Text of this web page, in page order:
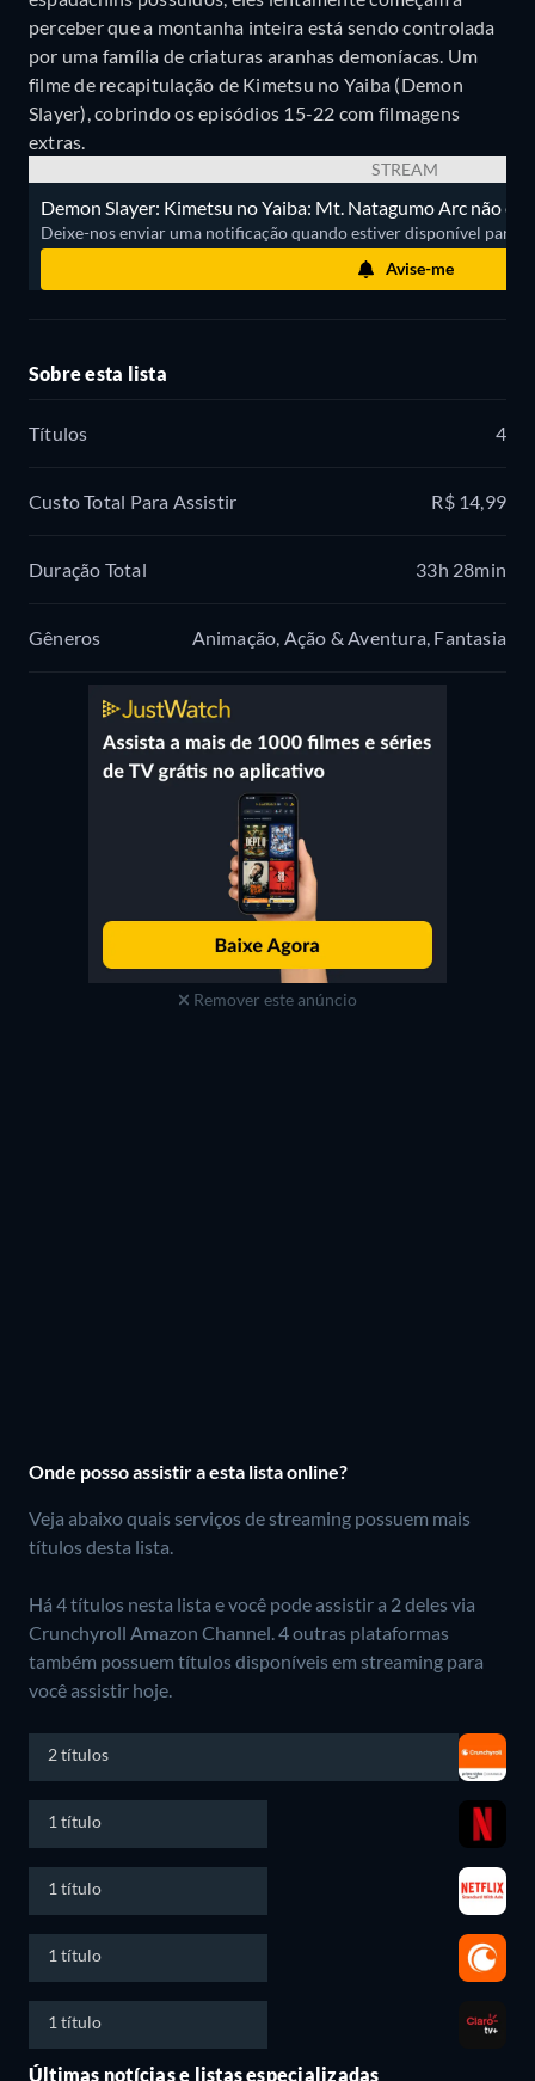
perceber que a montanha inteira está sendo controlada
por uma família de criaturas aranhas demoníacas. Um
filme de recapitulação de Kimetsu no Yaiba (Demon
Slayer), cobrindo os episódios 15-22 com filmagens
extras.
STREAM
Demon Slayer: Kimetsu no Yaiba: Mt. Natagumo Arc não
Deixe-nos enviar uma notificação quando estiver disponível para
Avise-me
Sobre esta lista
Títulos 4
Custo Total Para Assistir R$ 14,99
Duração Total 33h 28min
Gêneros Animação, Ação & Aventura, Fantasia
Remover este anúncio
Onde posso assistir a esta lista online?
Veja abaixo quais serviços de streaming possuem mais
títulos desta lista.
Há 4 títulos nesta lista e você pode assistir a 2 deles via
Crunchyroll Amazon Channel. 4 outras plataformas
também possuem títulos disponíveis em streaming para
você assistir hoje.
2 títulos
1 título
1 título
1 título
1 título
Últimas notícias e listas especializadas